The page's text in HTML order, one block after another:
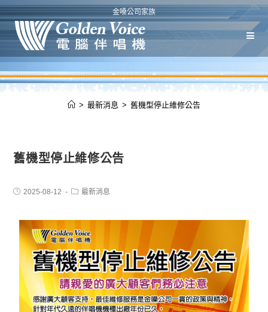
金嗓公司家族
> 最新消息 > 舊機型停止維修公告
舊機型停止維修公告
2025-08-12 最新消息